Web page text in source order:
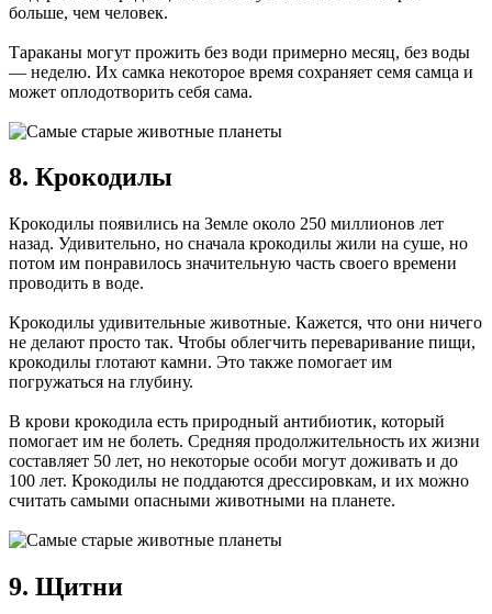
больше, чем человек.
Тараканы могут прожить без води примерно месяц, без воды
— неделю. Их самка некоторое время сохраняет семя самца и
может оплодотворить себя сама.
8. Крокодилы
Крокодилы появились на Земле около 250 миллионов лет
назад. Удивительно, но сначала крокодилы жили на суше, но
потом им понравилось значительную часть своего времени
проводить в воде.
Крокодилы удивительные животные. Кажется, что они ничего
не делают просто так. Чтобы облегчить переваривание пищи,
крокодилы глотают камни. Это также помогает им
погружаться на глубину.
В крови крокодила есть природный антибиотик, который
помогает им не болеть. Средняя продолжительность их жизни
составляет 50 лет, но некоторые особи могут доживать и до
100 лет. Крокодилы не поддаются дрессировкам, и их можно
считать самыми опасными животными на планете.
9. Щитни